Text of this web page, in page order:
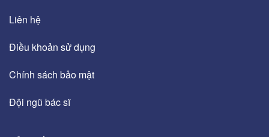
Liên hệ
Điều khoản sử dụng
Chính sách bảo mật
Đội ngũ bác sĩ